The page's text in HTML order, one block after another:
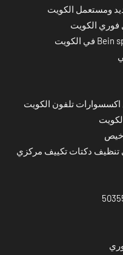
ومستعمل الكويت
فوري الكويت
اكسسوارات تلفون الكويت
دكتات تكييف مركزي